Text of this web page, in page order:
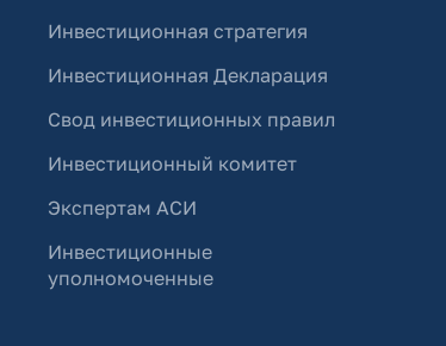
Инвестиционная стратегия
Инвестиционная Декларация
Свод инвестиционных правил
Инвестиционный комитет
Экспертам АСИ
Инвестиционные
уполномоченные